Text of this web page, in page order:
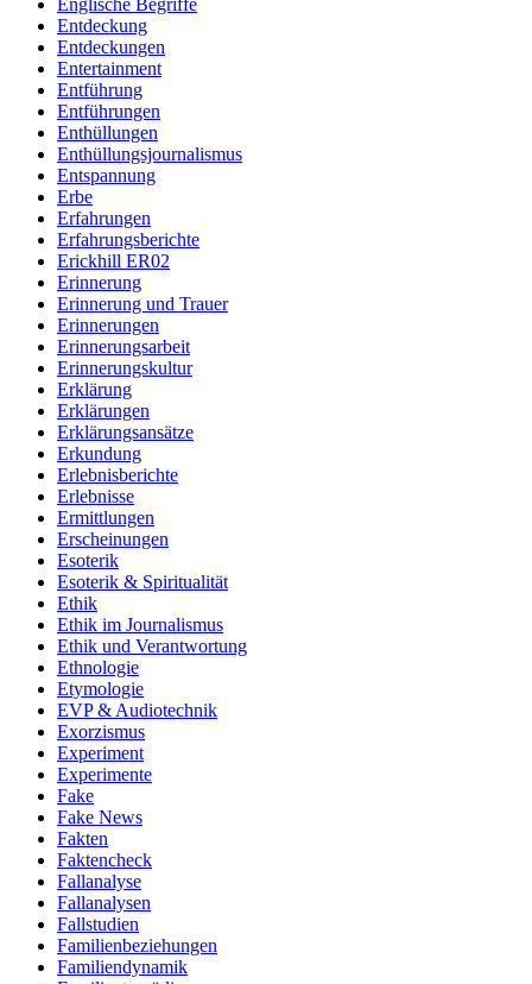
Englische Begriffe
Entdeckung
Entdeckungen
Entertainment
Entführung
Entführungen
Enthüllungen
Enthüllungsjournalismus
Entspannung
Erbe
Erfahrungen
Erfahrungsberichte
Erickhill ER02
Erinnerung
Erinnerung und Trauer
Erinnerungen
Erinnerungsarbeit
Erinnerungskultur
Erklärung
Erklärungen
Erklärungsansätze
Erkundung
Erlebnisberichte
Erlebnisse
Ermittlungen
Erscheinungen
Esoterik
Esoterik & Spiritualität
Ethik
Ethik im Journalismus
Ethik und Verantwortung
Ethnologie
Etymologie
EVP & Audiotechnik
Exorzismus
Experiment
Experimente
Fake
Fake News
Fakten
Faktencheck
Fallanalyse
Fallanalysen
Fallstudien
Familienbeziehungen
Familiendynamik